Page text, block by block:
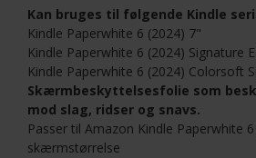
Kan bruges til følgende Kindle
Kindle Paperwhite 6 (2024) 7"
Kindle Paperwhite 6 (2024) Signature
Kindle Paperwhite 6 (2024) Colorsoft
Skærmbeskyttelsesfolie som
mod slag, ridser og snavs.
Passer til Amazon Kindle Paperwhite
skærmstørrelse